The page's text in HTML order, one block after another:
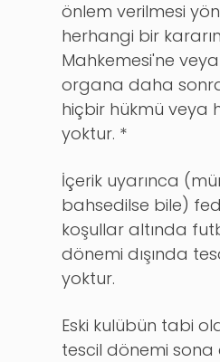
önlem verilmesi
herhangi bir
Mahkemesi'ne
organa daha
hiçbir hükmü veya
yoktur. *
İçerik uyarınca
bahsedilse bile)
koşullar altında
dönemi dışında
yoktur.
Eski kulübün tabi
tescil dönemi